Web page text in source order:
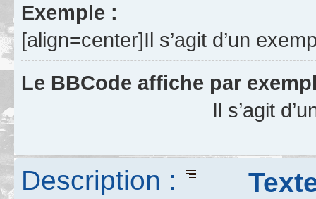
Exemple :
[align=center]Il s’agit d’un
Le BBCode affiche par
Il s’agit
Description : Texte